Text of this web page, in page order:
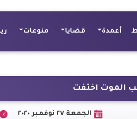
أعمدة قضايا منوعات
الموت اختفت
الجمعة ٢٧ نوفمبر ٢٠٢٠